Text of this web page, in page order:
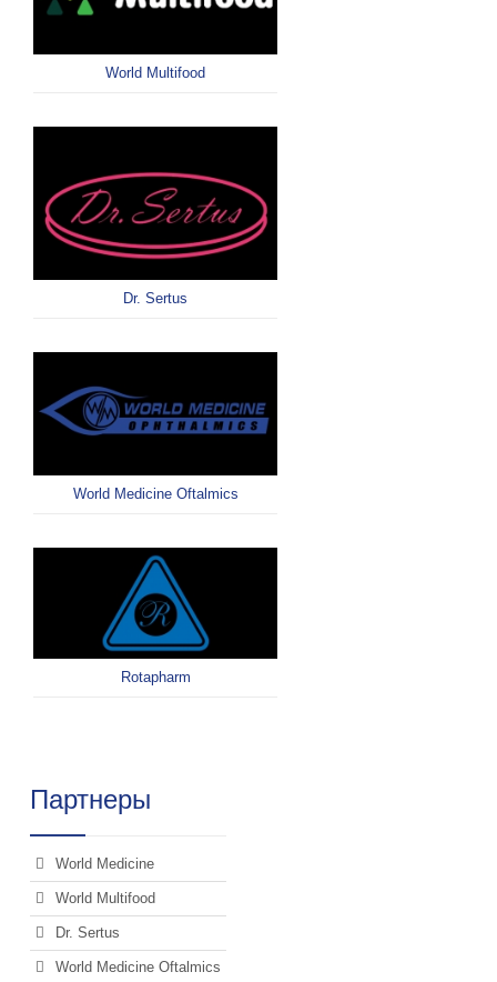
World Multifood
Dr. Sertus
World Medicine Oftalmics
Rotapharm
Партнеры
World Medicine
World Multifood
Dr. Sertus
World Medicine Oftalmics